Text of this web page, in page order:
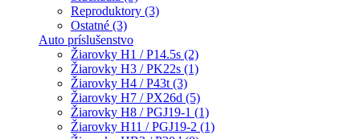
Reproduktory (3)
Ostatné (3)
Auto príslušenstvo
Žiarovky H1 / P14.5s (2)
Žiarovky H3 / PK22s (1)
Žiarovky H4 / P43t (3)
Žiarovky H7 / PX26d (5)
Žiarovky H8 / PGJ19-1 (1)
Žiarovky H11 / PGJ19-2 (1)